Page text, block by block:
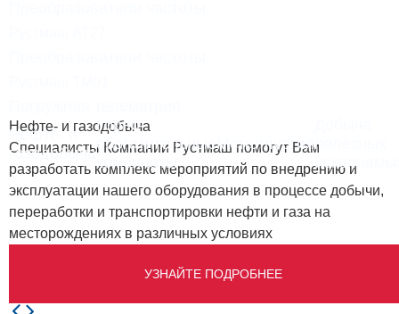
Нефте- и
газодобыча
Горно-
обогатительные
комбинаты
Металлургияполезных
Нефте- и газодобыча
Специалисты Компании Рустмаш помогут Вам
разработать комплекс мероприятий по внедрению и
эксплуатации нашего оборудования в процессе добычи,
переработки и транспортировки нефти и газа на
месторождениях в различных условиях
УЗНАЙТЕ ПОДРОБНЕЕ